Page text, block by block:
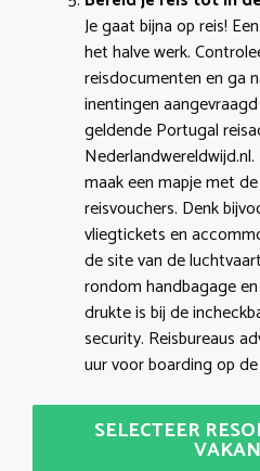
Je gaat bijna op reis!
het halve werk.
reisdocumenten en ga
inentingen
geldende Portugal
maak een mapje met
reisvouchers. Denk
vliegtickets en
de site van de
rondom handbagage
drukte is bij de
security. Reisbureaus
uur voor boarding op
SELECTEER